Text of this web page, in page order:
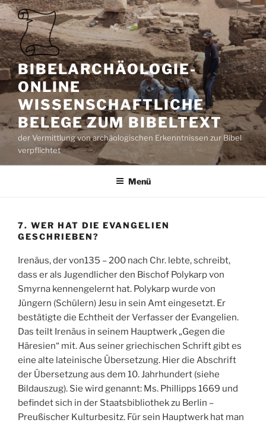
Zum
Inhalt
springen
BIBELARCHÄOLOGIE-
ONLINE
WISSENSCHAFTLICHE
BELEGE ZUM BIBELTEXT
der Vermittlung von archäologischen Erkenntnissen zur Bibel
verpflichtet
Menü
7. WER HAT DIE EVANGELIEN
GESCHRIEBEN?
Irenäus, der von135 – 200 nach Chr. lebte, schreibt,
dass er als Jugendlicher den Bischof Polykarp von
Smyrna kennengelernt hat. Polykarp wurde von
Jüngern (Schülern) Jesu in sein Amt eingesetzt. Er
bestätigte die Echtheit der Verfasser der Evangelien.
Das teilt Irenäus in seinem Hauptwerk „Gegen die
Häresien“ mit. Aus seiner griechischen Schrift gibt es
eine alte lateinische Übersetzung. Hier die Abschrift
der Übersetzung aus dem 10. Jahrhundert (siehe
Bildauszug). Sie wird genannt: Ms. Phillipps 1669 und
befindet sich in der Staatsbibliothek zu Berlin –
Preußischer Kulturbesitz. Für sein Hauptwerk hat man